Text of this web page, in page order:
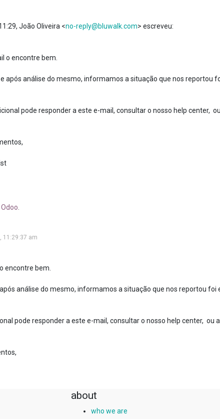
João Oliveira <no-reply@bluwalk.com> escreveu:
o encontre bem.
após análise do mesmo, informamos a situação que nos reportou
pode responder a este e-mail, consultar o nosso help center,
Odoo
11:29:37 am
encontre bem.
análise do mesmo, informamos a situação que nos reportou
pode responder a este e-mail, consultar o nosso help center, ou
about
who we are